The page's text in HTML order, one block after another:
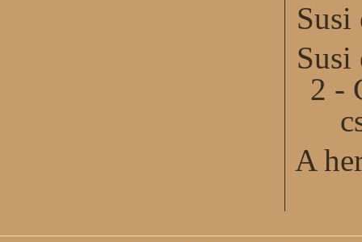
Susi
Susi
2 -
A